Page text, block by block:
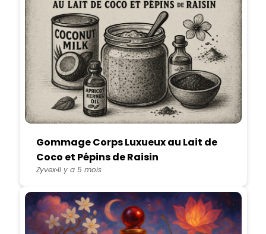
Gommage Corps Luxueux au Lait de
Coco et Pépins de Raisin
ZyvexIl y a 5 mois